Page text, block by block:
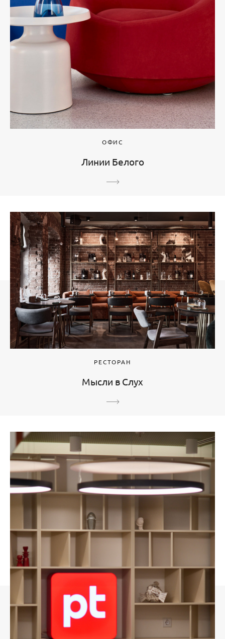
ОФИС
Линии Белого
РЕСТОРАН
Мысли в Слух